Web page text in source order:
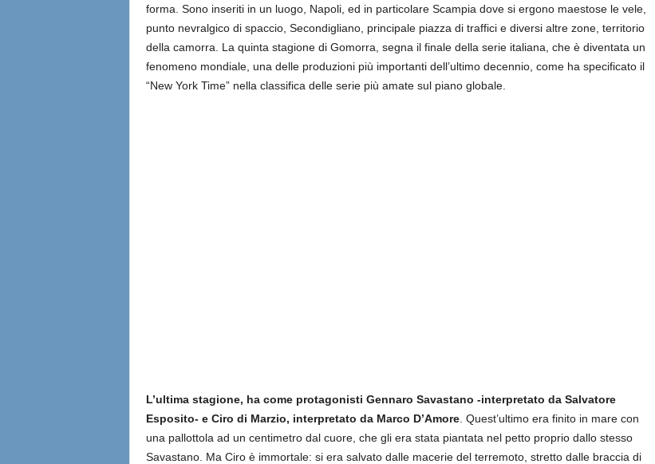
forma. Sono inseriti in un luogo, Napoli, ed in particolare Scampia dove si ergono maestose le vele,
punto nevralgico di spaccio, Secondigliano, principale piazza di traffici e diversi altre zone, territorio
della camorra. La quinta stagione di Gomorra, segna il finale della serie italiana, che è diventata un
fenomeno mondiale, una delle produzioni più importanti dell’ultimo decennio, come ha specificato il
“New York Time” nella classifica delle serie più amate sul piano globale.
L’ultima stagione, ha come protagonisti Gennaro Savastano -interpretato da Salvatore
Esposito- e Ciro di Marzio, interpretato da Marco D’Amore. Quest’ultimo era finito in mare con
una pallottola ad un centimetro dal cuore, che gli era stata piantata nel petto proprio dallo stesso
Savastano. Ma Ciro è immortale: si era salvato dalle macerie del terremoto, stretto dalle braccia di